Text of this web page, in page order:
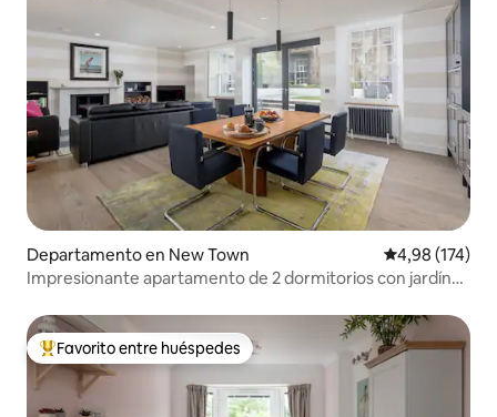
Departamento en New Town Calificación
4,98 (174)
Impresionante apartamento de 2 dormitorios con jardín
Favorito entre los huéspedes más destacados
Favorito entre huéspedes